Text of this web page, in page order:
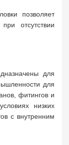
позволяет
отсутствии
для
для
фитингов и
низких
с внутренним